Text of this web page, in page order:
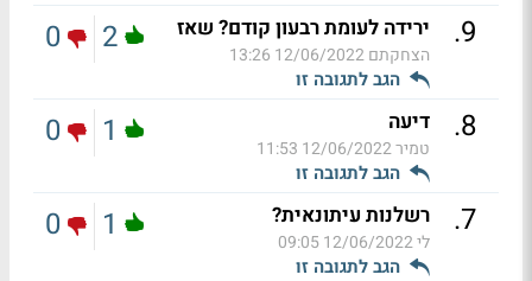
9
. ירידה לעומת רבעון קודם? שאז
הצחקתם12/06/2022 13:26
הגב לתגובה זו
2
0
8
. דיעה
טמיר12/06/2022 11:53
הגב לתגובה זו
1
0
7
. רשלנות עיתונאית?
לי12/06/2022 09:05
הגב לתגובה זו
1
0